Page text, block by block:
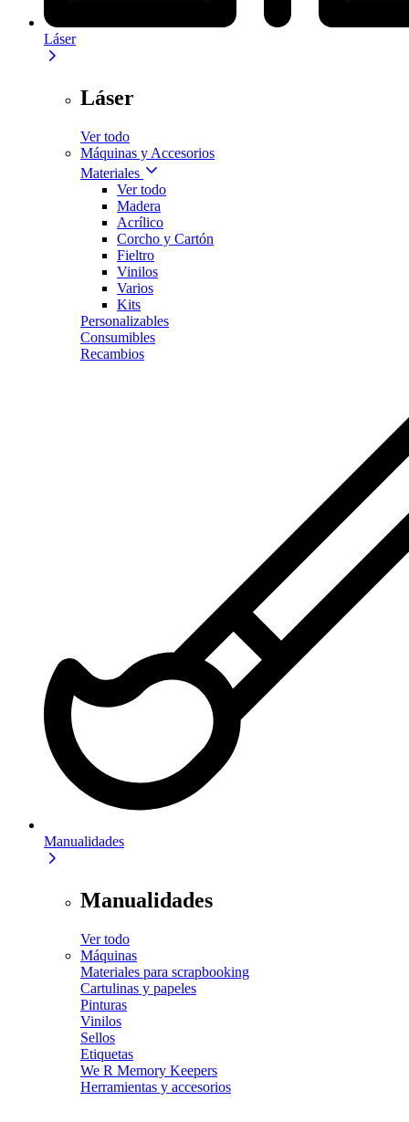
Láser
Láser
Ver todo
Máquinas y Accesorios
Materiales
Ver todo
Madera
Acrílico
Corcho y Cartón
Fieltro
Vinilos
Varios
Kits
Personalizables
Consumibles
Recambios
Manualidades
Manualidades
Ver todo
Máquinas
Materiales para scrapbooking
Cartulinas y papeles
Pinturas
Vinilos
Sellos
Etiquetas
We R Memory Keepers
Herramientas y accesorios